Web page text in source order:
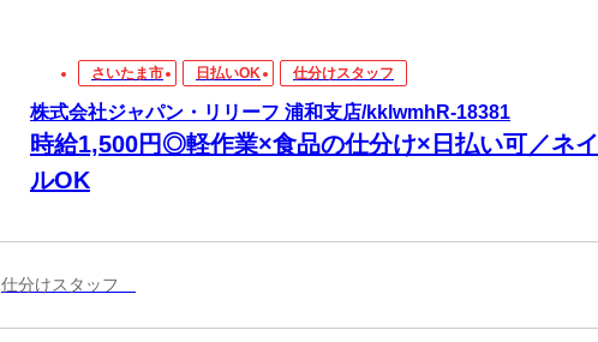
さいたま市 日払いOK 仕分けスタッフ
株式会社ジャパン・リリーフ 浦和支店/kklwmhR-18381
時給1,500円◎軽作業×食品の仕分け×日払い可／ネイ
ルOK
仕分けスタッフ